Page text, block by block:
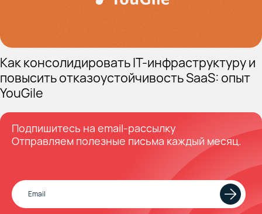
Как консолидировать IT-инфраструктуру и
повысить отказоустойчивость SaaS: опыт
YouGile
Подпишитесь на email-рассылку
Отправляем полезные письма каждый месяц.